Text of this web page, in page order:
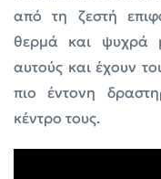
από τη ζεστή
θερμά και ψυχρά
αυτούς και έχουν
πιο έντονη
κέντρο τους.